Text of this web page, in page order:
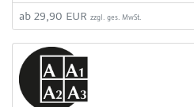
ab 29,90 EUR zzgl. ges. MwSt.